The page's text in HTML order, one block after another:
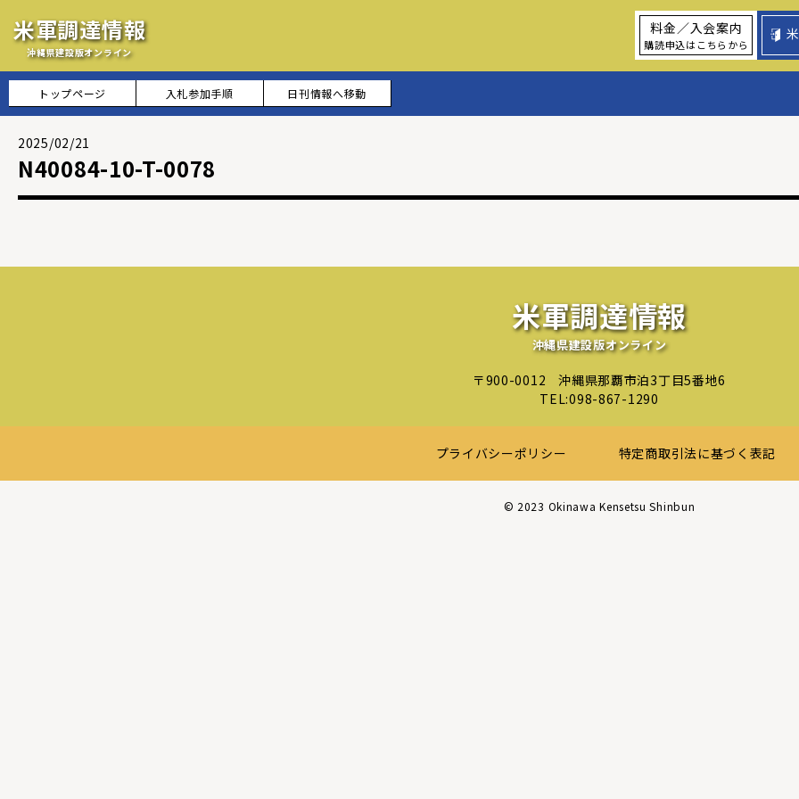
米軍調達情報
沖縄県建設版オンライン
料金／入会案内
購読申込はこちらから
トップページ 入札参加手順 日刊情報へ移動
2025/02/21
N40084-10-T-0078
米軍調達情報
沖縄県建設版オンライン
〒900-0012
沖縄県那覇市泊3丁目5番地6
TEL:098-867-1290
プライバシーポリシー 特定商取引法に基づく表記
©︎ 2023 Okinawa Kensetsu Shinbun